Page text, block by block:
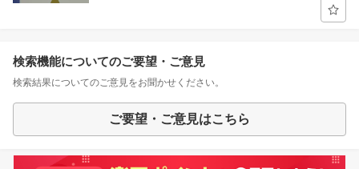
検索機能についてのご要望・ご意見
検索結果についてのご意見をお聞かせください。
ご要望・ご意見はこちら